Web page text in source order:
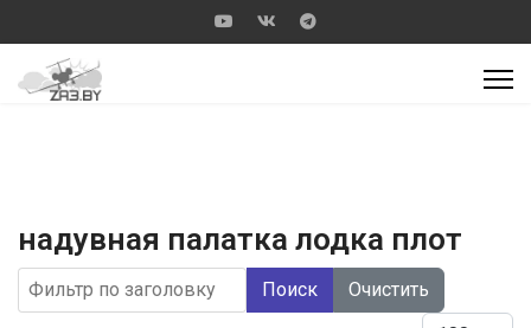
надувная палатка лодка плот
Фильтр по заголовку Поиск Очистить